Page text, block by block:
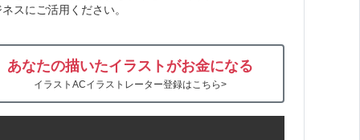
スにご活用ください。
あなたの描いたイラストがお金になる
イラストACイラストレーター登録はこちら>